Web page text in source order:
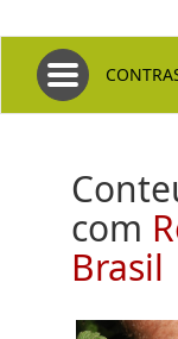
Toggle
com
Brasil